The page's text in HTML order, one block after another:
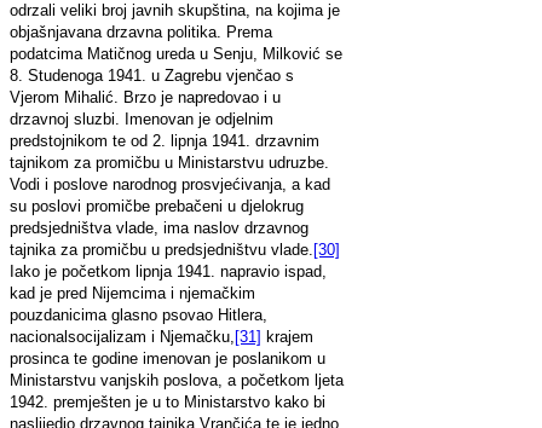
odrzali veliki broj javnih skupština, na kojima je
objašnjavana drzavna politika. Prema
podatcima Matičnog ureda u Senju, Milković se
8. Studenoga 1941. u Zagrebu vjenčao s
Vjerom Mihalić. Brzo je napredovao i u
drzavnoj sluzbi. Imenovan je odjelnim
predstojnikom te od 2. lipnja 1941. drzavnim
tajnikom za promičbu u Ministarstvu udruzbe.
Vodi i poslove narodnog prosvjećivanja, a kad
su poslovi promičbe prebačeni u djelokrug
predsjedništva vlade, ima naslov drzavnog
tajnika za promičbu u predsjedništvu vlade. [30]
Iako je početkom lipnja 1941. napravio ispad,
kad je pred Nijemcima i njemačkim
pouzdanicima glasno psovao Hitlera,
nacionalsocijalizam i Njemačku, [31] krajem
prosinca te godine imenovan je poslanikom u
Ministarstvu vanjskih poslova, a početkom ljeta
1942. premješten je u to Ministarstvo kako bi
naslijedio drzavnog tajnika Vrančića te je jedno